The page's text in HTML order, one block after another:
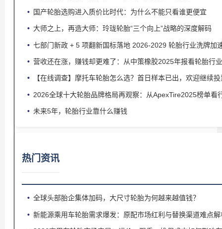
国产轮胎选购进入质价比时代：为什么不能只看谁更便宜
大师之上，再造大师：玲珑轮胎“三个向上”战略的深度解码
七部门新政 + 5 项翻新国标落地 2026‑2029 轮胎行业洗牌加
营收还在涨，赚钱却更难了：从中策橡胶2025年报看轮胎行
【在线调查】摩托车轮胎怎么选？首日样本已出，欢迎继续投
2026全球十大轮胎品牌格局再观察：从ApexTire2025榜单看
未来5年，轮胎行业靠什么赚钱
热门资讯
全球头部胎企集体加码，大尺寸轮胎为何越来越值钱？
新能源乘用车轮胎需求爆发：原配市场红利与替换渠道难点解